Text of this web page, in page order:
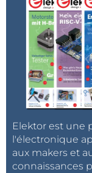
Elektor est une
l'électronique
aux makers et
connaissances